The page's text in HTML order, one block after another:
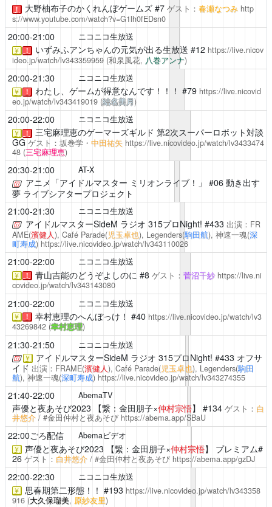
！ 大野柚布子のかくれんぼゲームズ #7 ゲスト： 春瀬なつみ http
s://www.youtube.com/watch?v=G1lh0fEDsn0
20:00-21:00 ニコニコ生放送
￥ ！ いずみふアンちゃんの元気が出る生放送 #12 https://live.nicov
ideo.jp/watch/lv343359959 (和泉風花, 八巻アンナ)
20:00-21:30 ニコニコ生放送
￥ ！ わたし、ゲームが得意なんです！！！ #79 https://live.nicovid
eo.jp/watch/lv343419019 (結名美月)
20:00-22:00 ニコニコ生放送
￥ ！ 三宅麻理恵のゲーマーズギルド 第2次スーパーロボット対談
GG ゲスト：坂巻学・ 中田祐矢 https://live.nicovideo.jp/watch/lv3433474
48 (三宅麻理恵)
20:30-21:00 AT-X
アニメ「アイドルマスター ミリオンライブ！」 #06 動き出す
夢 ライブシアタープロジェクト
21:00-21:30
ニコニコ生放送
アイドルマスターSideM ラジオ 315プロNight! #433 出演：FR
AME(濱健人), Café Parade(児玉卓也), Legenders(駒田航), 神速一魂(深
町寿成) https://live.nicovideo.jp/watch/lv343110026
21:00-22:00 ニコニコ生放送
￥ ！ 青山吉能のどうぞよしのに #8 ゲスト： 菅沼千紗 https://live.ni
covideo.jp/watch/lv343143080
21:00-22:00 ニコニコ生放送
￥ ！ 幸村恵理のへんぼっけ！ #40 https://live.nicovideo.jp/watch/lv3
43269842 (幸村恵理)
21:30-21:50 ニコニコ生放送
￥ アイドルマスターSideM ラジオ 315プロNight! #433 オフサ
イド 出演：FRAME(濱健人), Café Parade(児玉卓也), Legenders(駒田
航), 神速一魂(深町寿成) https://live.nicovideo.jp/watch/lv343274355
21:40-22:00 AbemaTV
声優と夜あそび2023 【繋：金田朋子×仲村宗悟】 #134 ゲスト： 白
井悠介/ #金田仲村と夜あそび https://abema.app/SBaU
22:00ごろ配信 Abemaビデオ
￥ 声優と夜あそび2023 【繋：金田朋子×仲村宗悟】 プレミアム#
26 ゲスト： 白井悠介/ #金田仲村と夜あそび https://abema.app/gzDJ
22:00-22:30 ニコニコ生放送
￥ 思春期第二形態！！ #193 https://live.nicovideo.jp/watch/lv343358
916 (大久保瑠美, 原紗友里)